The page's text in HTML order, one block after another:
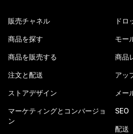
販売チャネル
商品を探す
商品を販売する
注文と配送
ストアデザイン
マーケティングとコンバージョ
ン
ドロ
モー
商品
アッ
メー
SEO
配送